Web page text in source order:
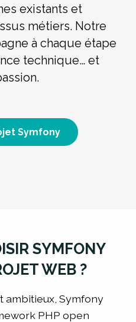
existants et
métiers. Notre
à chaque étape
technique… et
Symfony
SYMFONY
WEB ?
ambitieux, Symfony
PHP open